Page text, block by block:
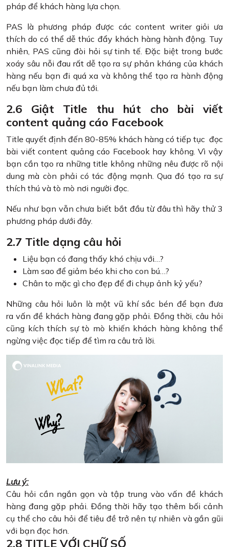
pháp để khách hàng lựa chọn.
PAS là phương pháp được các content writer giỏi ưa
thích do có thể dễ thúc đẩy khách hàng hành động. Tuy
nhiên, PAS cũng đòi hỏi sự tinh tế. Đặc biệt trong bước
xoáy sâu nỗi đau rất dễ tạo ra sự phản kháng của khách
hàng nếu bạn đi quá xa và không thể tạo ra hành động
nếu bạn làm chưa đủ tới.
2.6 Giật Title thu hút cho bài viết
content quảng cáo Facebook
Title quyết định đến 80-85% khách hàng có tiếp tục đọc
bài viết content quảng cáo Facebook hay không. Vì vậy
bạn cần tạo ra những title không những nêu được rõ nội
dung mà còn phải có tác động mạnh. Qua đó tạo ra sự
thích thú và tò mò nơi người đọc.
Nếu như bạn vẫn chưa biết bắt đầu từ đâu thì hãy thử 3
phương pháp dưới đây.
2.7 Title dạng câu hỏi
Liệu bạn có đang thấy khó chịu với…?
Làm sao để giảm béo khi cho con bú…?
Chân to mặc gì cho đẹp để đi chụp ảnh kỷ yếu?
Những câu hỏi luôn là một vũ khí sắc bén để bạn đưa
ra vấn đề khách hàng đang gặp phải. Đồng thời, câu hỏi
cũng kích thích sự tò mò khiến khách hàng không thể
ngừng việc đọc tiếp để tìm ra câu trả lời.
Lưu ý:
Câu hỏi cần ngắn gọn và tập trung vào vấn đề khách
hàng đang gặp phải. Đồng thời hãy tạo thêm bối cảnh
cụ thể cho câu hỏi để tiêu đề trở nên tự nhiên và gần gũi
với bạn đọc hơn.
2.8 TITLE VỚI CHỮ SỐ